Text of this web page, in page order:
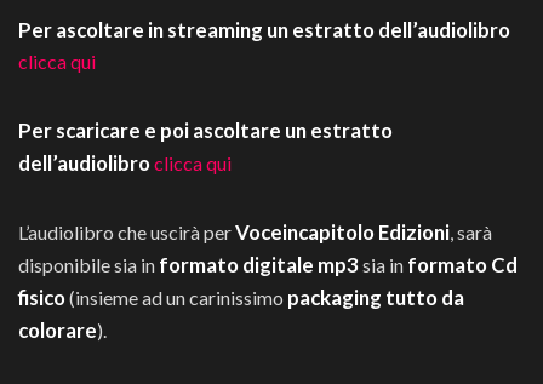
Per ascoltare in streaming un estratto dell’audiolibro
clicca qui
Per scaricare e poi ascoltare un estratto
dell’audiolibroclicca qui
L’audiolibro che uscirà perVoceincapitolo Edizioni, sarà
disponibile sia in formato digitale mp3 sia in formato Cd
fisico(insieme ad un carinissimo packaging tutto da
colorare).